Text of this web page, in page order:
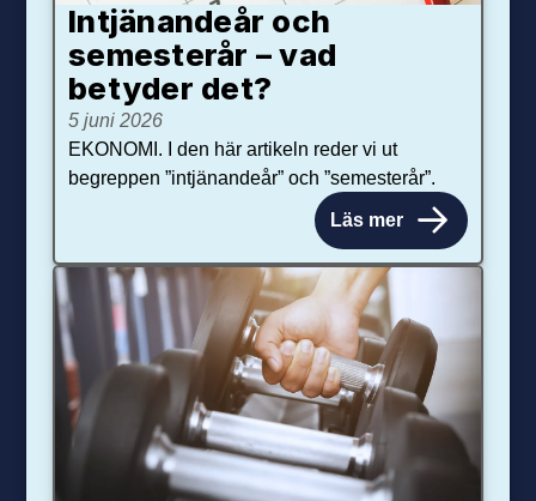
Intjänandeår och
semesterår – vad
betyder det?
5 juni 2026
EKONOMI. I den här artikeln reder vi ut
begreppen ”intjänandeår” och ”semesterår”.
Läs mer